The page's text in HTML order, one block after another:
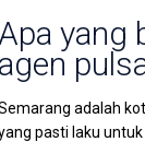
Apa yang
agen
adalah
pasti laku